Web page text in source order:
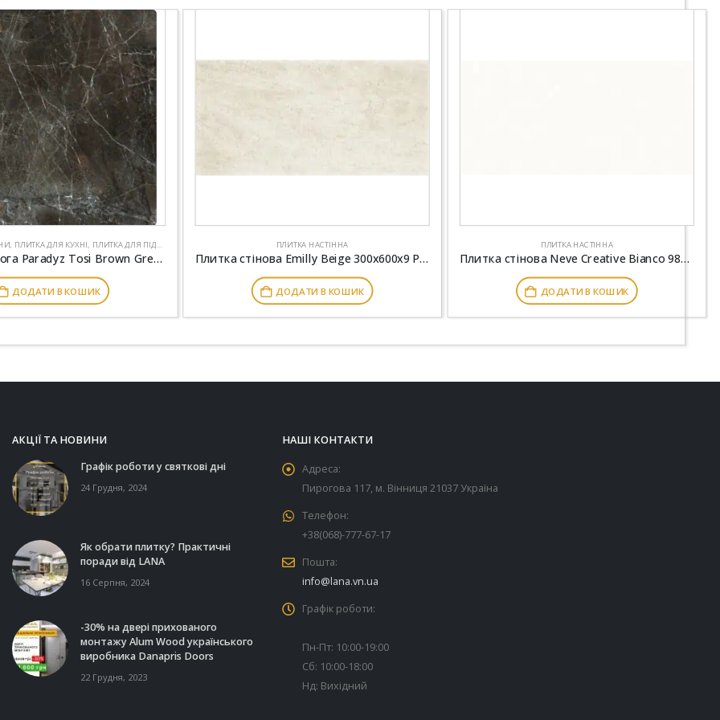
, ПЛИТКА ДЛЯ КУХНІ, ПЛИТКА ДЛЯ ПІДЛОГИ
Плитка підлога Paradyz Tosi Brown Gres Rekt. Mat 59.8×59.8
ДОДАТИ В КОШИК
ПЛИТКА НАСТІННА
Плитка стінова Emilly Beige 300x600x9 Paradyz
ДОДАТИ В КОШИК
ПЛИТКА НАСТІННА
Плитка стінова Neve Creative Bianco 98x198x6,5 Paradyz
ДОДАТИ В КОШИК
АКЦІЇ ТА НОВИНИ
Графік роботи у святкові дні
24 Грудня, 2024
Як обрати плитку? Практичні
поради від LANA
16 Серпня, 2024
-30% на двері прихованого
монтажу Alum Wood українського
виробника Danapris Doors
22 Грудня, 2023
НАШІ КОНТАКТИ
Адреса:
Пирогова 117, м. Вінниця 21037 Україна
Телефон:
+38(068)-777-67-17
Пошта:
info@lana.vn.ua
Графік роботи:
Пн-Пт: 10:00-19:00
Сб: 10:00-18:00
Нд: Вихідний